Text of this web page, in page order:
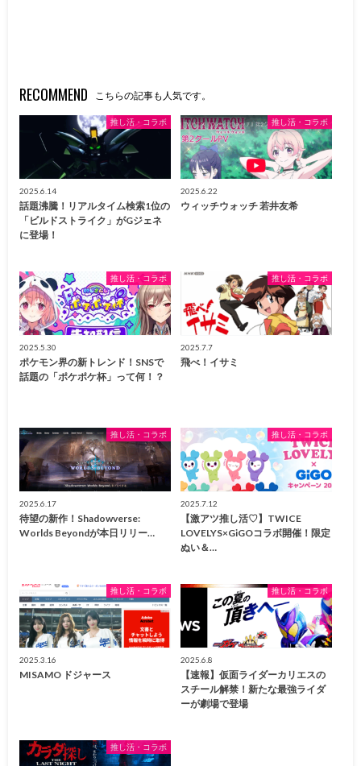
RECOMMEND こちらの記事も人気です。
推し活・コラボ
2025.6.14
話題沸騰！リアルタイム検索1位の
「ビルドストライク」がGジェネ
に登場！
推し活・コラボ
2025.6.22
ウィッチウォッチ 若井友希
推し活・コラボ
2025.5.30
ポケモン界の新トレンド！SNSで
話題の「ポケポケ杯」って何！？
推し活・コラボ
2025.7.7
飛べ！イサミ
推し活・コラボ
2025.6.17
待望の新作！Shadowverse:
Worlds Beyondが本日リリー…
推し活・コラボ
2025.7.12
【激アツ推し活♡】TWICE
LOVELYS×GiGOコラボ開催！限定
ぬい＆…
推し活・コラボ
2025.3.16
MISAMO ドジャース
推し活・コラボ
2025.6.8
【速報】仮面ライダーカリエスの
スチール解禁！新たな最強ライダ
ーが劇場で登場
推し活・コラボ